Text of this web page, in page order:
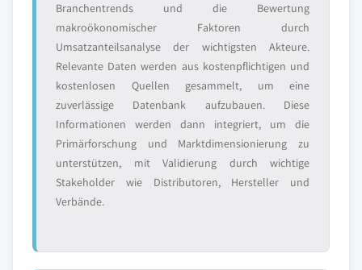
Branchentrends und die Bewertung
makroökonomischer Faktoren durch
Umsatzanteilsanalyse der wichtigsten Akteure.
Relevante Daten werden aus kostenpflichtigen und
kostenlosen Quellen gesammelt, um eine
zuverlässige Datenbank aufzubauen. Diese
Informationen werden dann integriert, um die
Primärforschung und Marktdimensionierung zu
unterstützen, mit Validierung durch wichtige
Stakeholder wie Distributoren, Hersteller und
Verbände.